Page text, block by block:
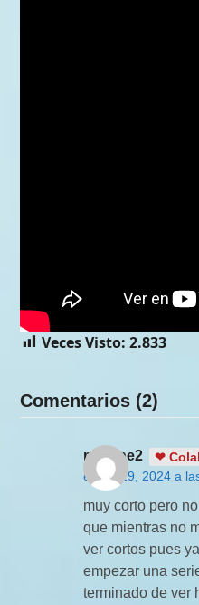
Veces Visto: 2.833
Comentarios (2)
martine2
❤
enero 29, 2024 a
muy corto pero
que mientras no
ver cortos pues
empezar una
terminado de ver